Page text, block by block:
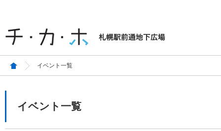
イベント一覧
イベント一覧